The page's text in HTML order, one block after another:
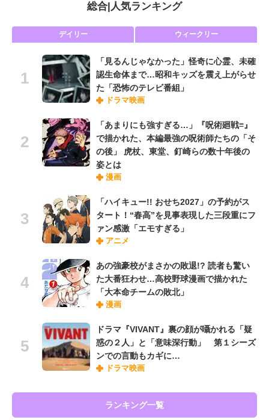
総合 人気ランキング
デイリー ウィークリー
「見るんじゃなかった」怪奇に心霊、未確
認生命体まで…昭和キッズを震え上がらせ
た「恐怖のテレビ番組」
ドラマ映画
「あまりにも強すぎる…」『呪術廻戦≡』
で描かれた、本編最強の呪術師たちの「そ
の後」 虎杖、東堂、釘崎らの数十年後の
姿とは
漫画
「ハイキュー!! おせち2027」の予約がス
タート！“春高”を見事表現した三段重にフ
ァン感激「エモすぎる」
アニメ
あの強豪校がまさかの敗退!? 読者も驚い
た大番狂わせ…高校野球漫画で描かれた
「大本命チームの敗北」
漫画
ドラマ『VIVANT』裏の顔が囁かれる「疑
惑の２人」と「意味深行動」 第１シーズ
ンでの言動もカギに…
ドラマ映画
ランキング一覧